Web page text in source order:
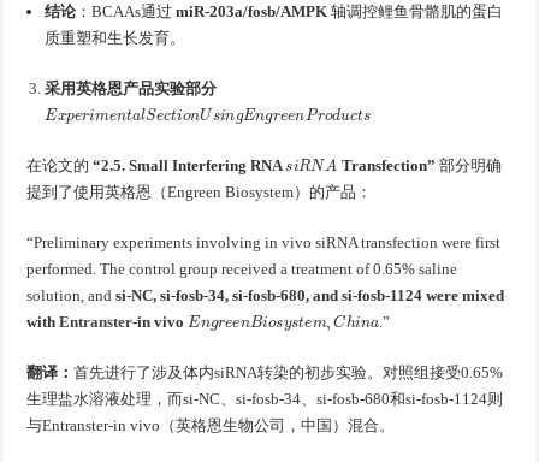
结论 ：BCAAs通过miR-203a/fosb/AMPK 轴调控鲤鱼骨骼肌的蛋白
质重塑和生长发育。
采用英格恩产品实验部分
Ex im a S ec on sin g ngr od ts
在论文的“2.5. Small Interfering RNA iRNA Transfection” 部分明确
提到了使用英格恩（Engreen Biosystem）的产品：
“Preliminary experiments involving in vivo siRNA transfection were first
performed. The control group received a treatment of 0.65% saline
solution, andsi-NC, si-fosb-34, si-fosb-680, and si-fosb-1124 were mixed
withEntranster-in vivo En Bio em hin a .”
翻译：首先进行了涉及体内siRNA转染的初步实验。对照组接受0.65%
生理盐水溶液处理，而si-NC、si-fosb-34、si-fosb-680和si-fosb-1124则
与Entranster-in vivo（英格恩生物公司，中国）混合。